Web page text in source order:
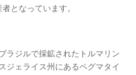
となっています。
ラジルで採鉱されたトルマリン
ジェライス州にあるペグマタイ